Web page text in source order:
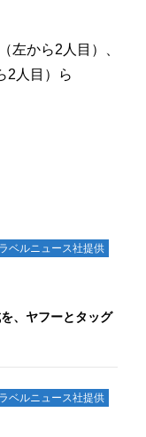
左から2人目）、
2人目）ら
ベルニュース社提供
、ヤフーとタッグ
ベルニュース社提供